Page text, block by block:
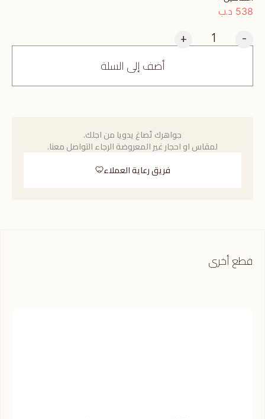
538 د.ب
-
+
أضف إلى السلة
جواهرك تُصاغ يدويا من اجلك.
لمقاس او احجار غير المعروضة الرجاء التواصل معنا.
فريق رعاية العملاء
قطع أخرى